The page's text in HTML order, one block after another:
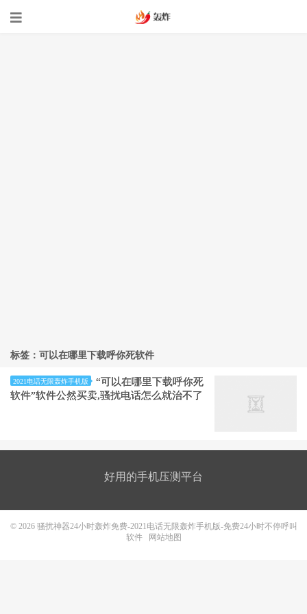
标签：可以在哪里下载呼你死软件
2021电话无限轰炸手机版
“可以在哪里下载呼你死
软件”软件公然买卖,骚扰电话怎么就治不了
好用的手机压测平台
© 2026 骚扰神器24小时轰炸免费-2021电话无限轰炸手机版-免费24小时不停呼叫
软件
网站地图